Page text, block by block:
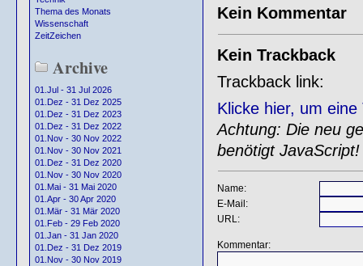
Thema des Monats
Wissenschaft
ZeitZeichen
Archive
01.Jul - 31 Jul 2026
01.Dez - 31 Dez 2025
01.Dez - 31 Dez 2023
01.Dez - 31 Dez 2022
01.Nov - 30 Nov 2022
01.Nov - 30 Nov 2021
01.Dez - 31 Dez 2020
01.Nov - 30 Nov 2020
01.Mai - 31 Mai 2020
01.Apr - 30 Apr 2020
01.Mär - 31 Mär 2020
01.Feb - 29 Feb 2020
01.Jan - 31 Jan 2020
01.Dez - 31 Dez 2019
01.Nov - 30 Nov 2019
Kein Kommentar
Kein Trackback
Trackback link:
Klicke hier, um
Achtung: Die neu
benötigt JavaScript!
Name:
E-Mail:
URL:
Kommentar: